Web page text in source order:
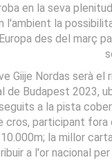
en la seva
l'ambient la
des del març
Giije Nordas serà
de Budapest 2023,
a la pista
participant fora
la millor
a l'or nacional